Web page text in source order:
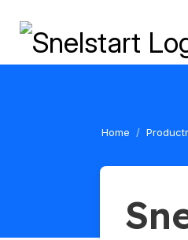
Home